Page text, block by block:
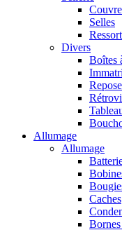
Selles
Divers
Boîtes
Allumage
Allumage
Caches